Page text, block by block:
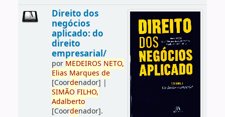
Direito dos
negócios
aplicado: do
direito
empresarial/
por MEDEIROS NETO,
Elias Marques de
[Coordenador] |
SIMÃO FILHO,
Adalberto
[Coordenador].